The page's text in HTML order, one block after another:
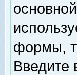
формы,
Введите